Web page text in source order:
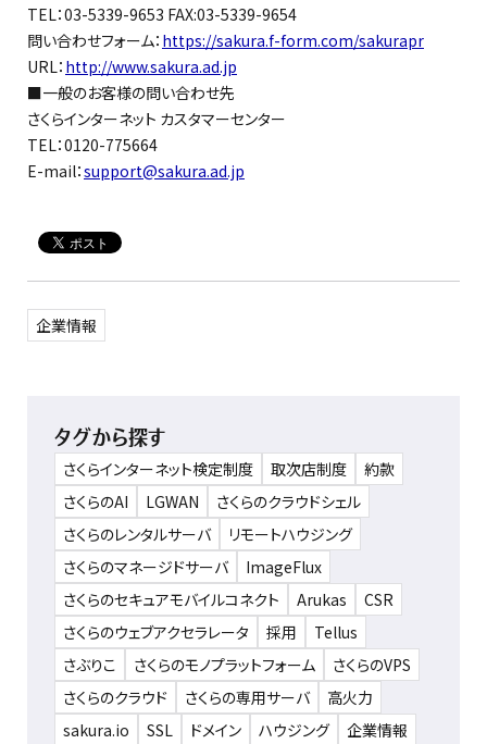
TEL：03-5339-9653 FAX:03-5339-9654
問い合わせフォーム： https://sakura.f-form.com/sakurapr
URL： http://www.sakura.ad.jp
■一般のお客様の問い合わせ先
さくらインターネット カスタマーセンター
TEL：0120-775664
E-mail：support@sakura.ad.jp
企業情報
タグから探す
さくらインターネット検定制度 取次店制度
約款
さくらのAI
LGWAN
さくらのクラウドシェル
さくらのレンタルサーバ
リモートハウジング
さくらのマネージドサーバ
ImageFlux
さくらのセキュアモバイルコネクト
Arukas
CSR
さくらのウェブアクセラレータ
採用
Tellus
さぶりこ
さくらのモノプラットフォーム
さくらのVPS
さくらのクラウド
さくらの専用サーバ
高火力
sakura.io
SSL ドメイン ハウジング 企業情報